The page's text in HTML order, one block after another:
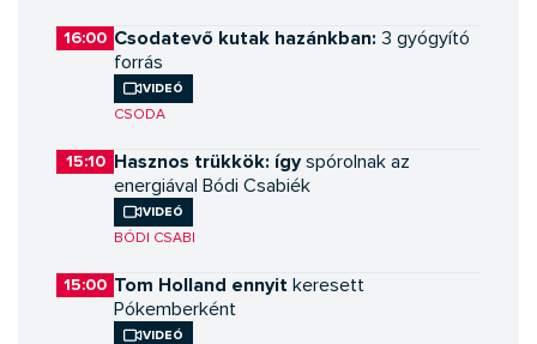
16:00 Csodatevő kutak hazánkban: 3 gyógyító
forrás
Videó
CSODA
15:10 Hasznos trükkök: ígyspórolnak az
energiával Bódi Csabiék
Videó
BÓDI CSABI
15:00 Tom Holland ennyit keresett
Pókemberként
Videó